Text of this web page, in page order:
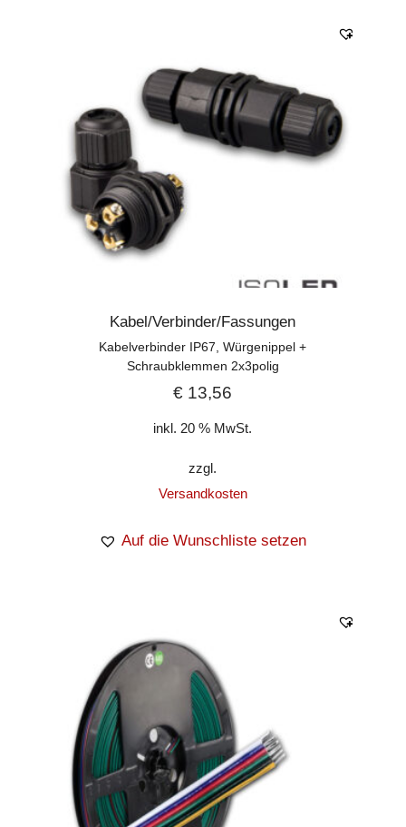
Kabel/Verbinder/Fassungen
Kabelverbinder IP67, Würgenippel +
Schraubklemmen 2x3polig
€ 13,56
inkl. 20 % MwSt.
zzgl.
Versandkosten
Auf die Wunschliste setzen